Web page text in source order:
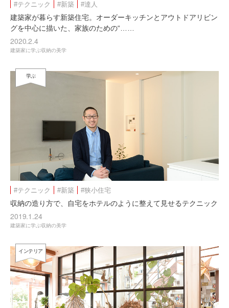
#テクニック #新築 #達人
建築家が暮らす新築住宅。オーダーキッチンとアウトドアリビン
グを中心に描いた、家族のための“……
2020.2.4
建築家に学ぶ収納の美学
学ぶ
#テクニック #新築 #狭小住宅
収納の造り方で、自宅をホテルのように整えて見せるテクニック
2019.1.24
建築家に学ぶ収納の美学
インテリア